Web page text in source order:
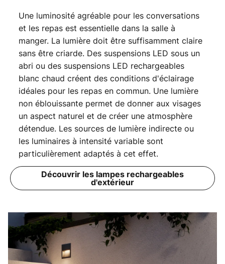
Une luminosité agréable pour les conversations
et les repas est essentielle dans la salle à
manger. La lumière doit être suffisamment claire
sans être criarde. Des suspensions LED sous un
abri ou des suspensions LED rechargeables
blanc chaud créent des conditions d'éclairage
idéales pour les repas en commun. Une lumière
non éblouissante permet de donner aux visages
un aspect naturel et de créer une atmosphère
détendue. Les sources de lumière indirecte ou
les luminaires à intensité variable sont
particulièrement adaptés à cet effet.
Découvrir les lampes rechargeables
d'extérieur